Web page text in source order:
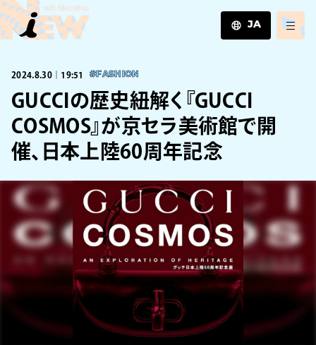
JA
ZH
2024.8.30｜19:51 #FASHION
GUCCIの歴史紐解く『GUCCI
COSMOS』が京セラ美術館で開
催、日本上陸60周年記念